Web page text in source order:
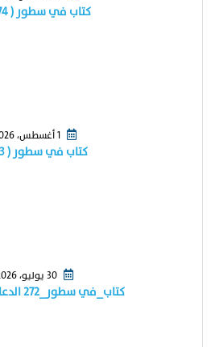
كتاب في سطور ( ٢٧٤) …
1 أغسطس، 2026
كتاب في سطور ( ٢٧٣…
كتاب_في سطور_٢٧٢ الدعاء الذي لايرد